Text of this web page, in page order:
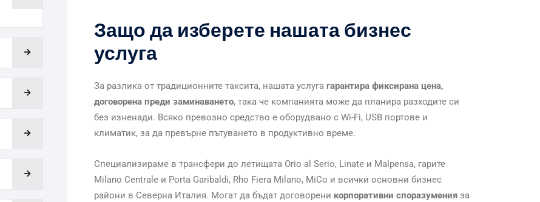
Защо да изберете нашата бизнес
услуга
За разлика от традиционните таксита, нашата услуга гарантира фиксирана цена,
договорена преди заминаването, така че компанията може да планира разходите си
без изненади. Всяко превозно средство е оборудвано с Wi-Fi, USB портове и
климатик, за да превърне пътуването в продуктивно време.
Специализираме в трансфери до летищата Orio al Serio, Linate и Malpensa, гарите
Milano Centrale и Porta Garibaldi, Rho Fiera Milano, MiCo и всички основни бизнес
райони в Северна Италия. Могат да бъдат договорени корпоративни споразумения за